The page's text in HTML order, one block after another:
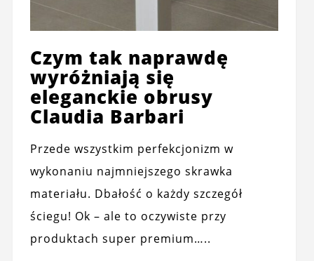
Czym tak naprawdę
wyróżniają się
eleganckie obrusy
Claudia Barbari
Przede wszystkim perfekcjonizm w
wykonaniu najmniejszego skrawka
materiału. Dbałość o każdy szczegół
ściegu! Ok – ale to oczywiste przy
produktach super premium…..